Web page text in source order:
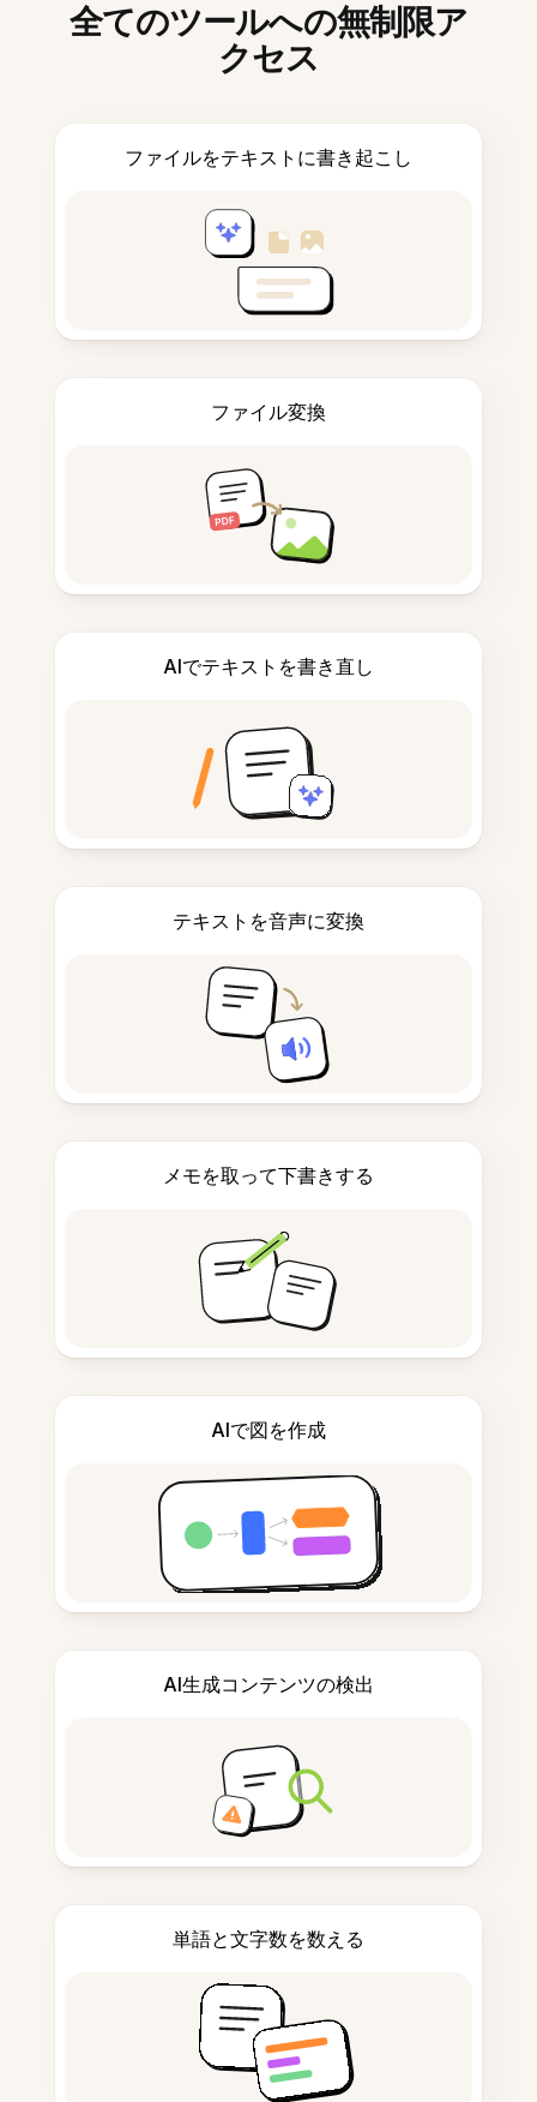
全てのツールへの無制限ア
クセス
ファイルをテキストに書き起こし
ファイル変換
AIでテキストを書き直し
テキストを音声に変換
メモを取って下書きする
AIで図を作成
AI生成コンテンツの検出
単語と文字数を数える